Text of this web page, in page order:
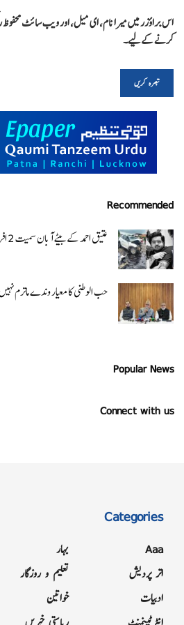
اس براؤزر میں میرا نام، ای میل، اور ویب سائٹ محفوظ
کرنے کےلیے۔
Recommended
عتیق احمد کے بیٹے آبان سمیت 2 افراد کی سڑک حادثے میں موت
حب الوطنی کا معیار وندے ماترم
Popular News
Connect with us
Categories
Aaa
اتر پردیش
ادبیات
بہار
تعلیم و روزگار
خواتین